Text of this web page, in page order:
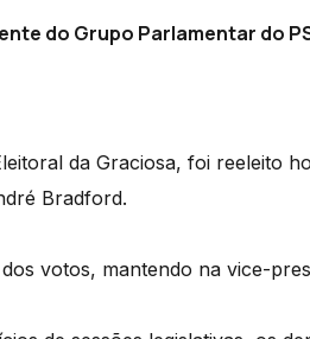
do Grupo Parlamentar do
da Graciosa, foi reeleito
Bradford.
votos, mantendo na vice-